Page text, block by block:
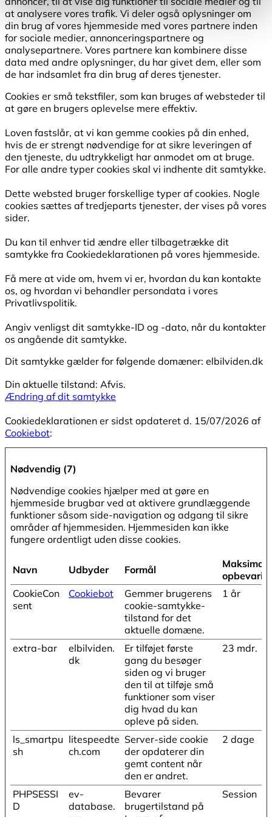
at analysere vores trafik. Vi deler også oplysninger om
din brug af vores hjemmeside med vores partnere inden
for sociale medier, annonceringspartnere og
analysepartnere. Vores partnere kan kombinere disse
data med andre oplysninger, du har givet dem, eller som
de har indsamlet fra din brug af deres tjenester.
Cookies er små tekstfiler, som kan bruges af websteder til
at gøre en brugers oplevelse mere effektiv.
Loven fastslår, at vi kan gemme cookies på din enhed,
hvis de er strengt nødvendige for at sikre leveringen af
den tjeneste, du udtrykkeligt har anmodet om at bruge.
For alle andre typer cookies skal vi indhente dit samtykke.
Dette websted bruger forskellige typer af cookies. Nogle
cookies sættes af tredjeparts tjenester, der vises på vores
sider.
Du kan til enhver tid ændre eller tilbagetrække dit
samtykke fra Cookiedeklarationen på vores hjemmeside.
Få mere at vide om, hvem vi er, hvordan du kan kontakte
os, og hvordan vi behandler persondata i vores
Privatlivspolitik.
Angiv venligst dit samtykke-ID og -dato, når du kontakter
os angående dit samtykke.
Dit samtykke gælder for følgende domæner: elbilviden.dk
Din aktuelle tilstand: Afvis.
Ændring af dit samtykke
Cookiedeklarationen er sidst opdateret d. 15/07/2026 af
Cookiebot:
Nødvendig (7)
Nødvendige cookies hjælper med at gøre en
hjemmeside brugbar ved at aktivere grundlæggende
funktioner såsom side-navigation og adgang til sikre
områder af hjemmesiden. Hjemmesiden kan ikke
fungere ordentligt uden disse cookies.
Navn Udbyder Formål
Maksimal
CookieCon
sent
Cookiebot
Gemmer brugerens
cookie-samtykke-
tilstand for det
aktuelle domæne.
1 år
extra-bar
elbilviden.
dk
Er tilføjet første
gang du besøger
siden og vi bruger
den til at tilføje små
funktioner som viser
dig hvad du kan
opleve på siden.
23 mdr.
ls_smartpu
sh
litespeedte
ch.com
Server-side cookie
der opdaterer din
gemt content når
den er andret.
2 dage
PHPSESSI
D
ev-
database.
Bevarer
brugertilstand på
Session